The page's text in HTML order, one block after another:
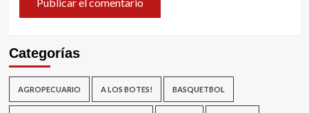
Categorías
AGROPECUARIO A LOS BOTES! BASQUETBOL